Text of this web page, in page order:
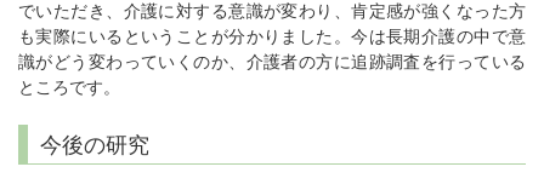
でいただき、介護に対する意識が変わり、肯定感が強くなった方
も実際にいるということが分かりました。今は長期介護の中で意
識がどう変わっていくのか、介護者の方に追跡調査を行っている
ところです。
今後の研究